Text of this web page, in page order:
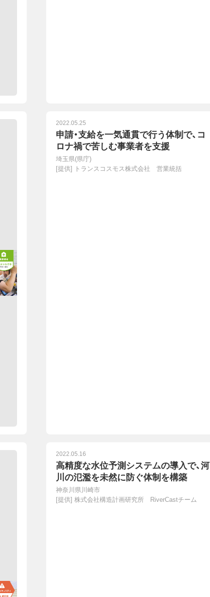
2022.05.25
申請・支給を一気通貫で行う体制で、コ
ロナ禍で苦しむ事業者を支援
埼玉県(県庁)
[提供]
トランスコスモス株式会社 営業統括
2022.05.16
高精度な水位予測システムの導入で、河
川の氾濫を未然に防ぐ体制を構築
神奈川県川崎市
[提供] 株式会社構造計画研究所 RiverCastチーム